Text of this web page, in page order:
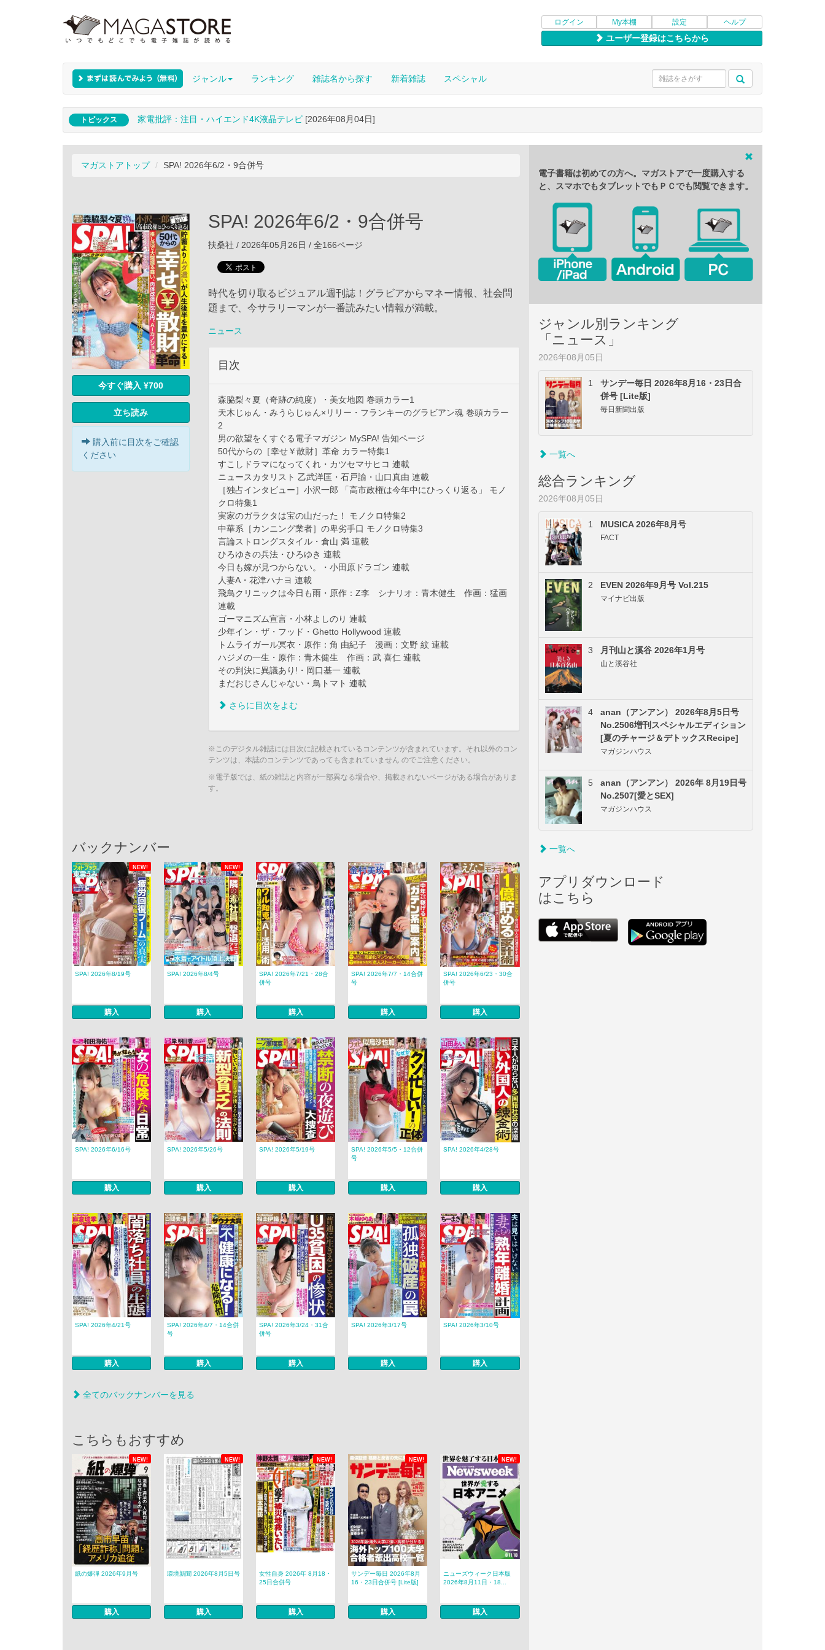
ログイン My本棚 設定 ヘルプ
ユーザー登録はこちらから
ジャンル ランキング 雑誌名から探す 新着雑誌 スペシャル
トピックス 家電批評：注目・ハイエンド4K液晶テレビ [2026年08月04日]
マガストアトップ SPA! 2026年6/2・9合併号
今すぐ購入 ¥700
立ち読み
購入前に目次をご確認
ください
SPA! 2026年6/2・9合併号
扶桑社 / 2026年05月26日 / 全166ページ
時代を切り取るビジュアル週刊誌！グラビアからマネー情報、社会問
題まで、今サラリーマンが一番読みたい情報が満載。
ニュース
目次
森脇梨々夏（奇跡の純度）・美女地図 巻頭カラー1
天木じゅん・みうらじゅん×リリー・フランキーのグラビアン魂 巻頭カラー
2
男の欲望をくすぐる電子マガジン MySPA! 告知ページ
50代からの［幸せ￥散財］革命 カラー特集1
すこしドラマになってくれ・カツセマサヒコ 連載
ニュースカタリスト 乙武洋匡・石戸諭・山口真由 連載
［独占インタビュー］小沢一郎 「高市政権は今年中にひっくり返る」 モノ
クロ特集1
実家のガラクタは宝の山だった！ モノクロ特集2
中華系［カンニング業者］の卑劣手口 モノクロ特集3
言論ストロングスタイル・倉山 満 連載
ひろゆきの兵法・ひろゆき 連載
今日も嫁が見つからない。・小田原ドラゴン 連載
人妻A・花津ハナヨ 連載
飛鳥クリニックは今日も雨・原作：Z李 シナリオ：青木健生 作画：猛画
連載
ゴーマニズム宣言・小林よしのり 連載
少年イン・ザ・フッド・Ghetto Hollywood 連載
トムライガール冥衣・原作：角 由紀子 漫画：文野 紋 連載
ハジメの一生・原作：青木健生 作画：武 喜仁 連載
その判決に異議あり!・岡口基一 連載
まだおじさんじゃない・鳥トマト 連載
さらに目次をよむ
※このデジタル雑誌には目次に記載されているコンテンツが含まれています。それ以外のコン
テンツは、本誌のコンテンツであっても含まれていません のでご注意ください。
※電子版では、紙の雑誌と内容が一部異なる場合や、掲載されないページがある場合がありま
す。
バックナンバー
NEW! NEW!
SPA! 2026年8/19号
購入
SPA! 2026年8/4号
購入
SPA! 2026年7/21・28合
併号
購入
SPA! 2026年7/7・14合併
号
購入
SPA! 2026年6/23・30合
併号
購入
SPA! 2026年6/16号
購入
SPA! 2026年5/26号
購入
SPA! 2026年5/19号
購入
SPA! 2026年5/5・12合併
号
購入
SPA! 2026年4/28号
購入
SPA! 2026年4/21号
購入
SPA! 2026年4/7・14合併
号
購入
SPA! 2026年3/24・31合
併号
購入
SPA! 2026年3/17号
購入
SPA! 2026年3/10号
購入
全てのバックナンバーを見る
こちらもおすすめ
NEW! NEW! NEW! NEW! NEW!
紙の爆弾 2026年9月号
購入
環境新聞 2026年8月5日号
購入
女性自身 2026年 8月18・
25日合併号
購入
サンデー毎日 2026年8月
16・23日合併号 [Lite版]
購入
ニューズウィーク日本版
2026年8月11日・18...
購入
電子書籍は初めての方へ。マガストアで一度購入する
と、スマホでもタブレットでもＰＣでも閲覧できます。
ジャンル別ランキング
「ニュース」
2026年08月05日
1
サンデー毎日 2026年8月16・23日合
併号 [Lite版]
毎日新聞出版
一覧へ
総合ランキング
2026年08月05日
1 MUSICA 2026年8月号
FACT
2 EVEN 2026年9月号 Vol.215
マイナビ出版
3 月刊山と溪谷 2026年1月号
山と溪谷社
4
anan（アンアン） 2026年8月5日号
No.2506増刊スペシャルエディション
[夏のチャージ＆デトックスRecipe]
マガジンハウス
5
anan（アンアン） 2026年 8月19日号
No.2507[愛とSEX]
マガジンハウス
一覧へ
アプリダウンロード
はこちら